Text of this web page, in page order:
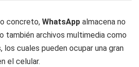
concreto, WhatsApp almacena no
también archivos multimedia como
los cuales pueden ocupar una gran
el celular.